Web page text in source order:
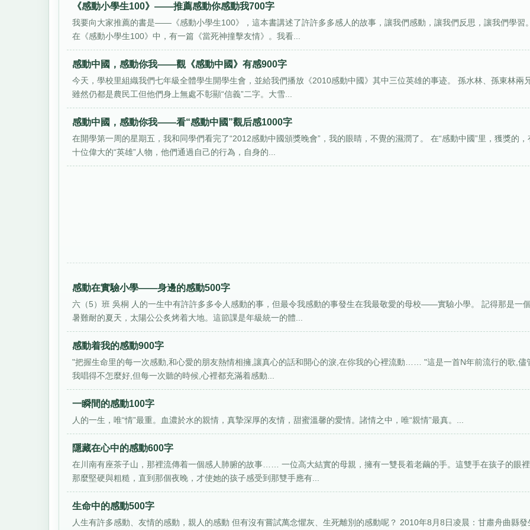
《感動小學生100》——推薦感動你感動我700字
我要向大家推薦的書是——《感動小學生100》，這本書講述了許許多多感人的故事，讓我們感動，讓我們反思，讓我們學習。
在《感動小學生100》中，有一篇《當死神撞擊友情》。我看...
感動中國，感動你我——觀《感動中國》有感900字
今天，學校里組織我們七年級全體學生開學生會，並給我們播放《2010感動中國》其中三位英雄的事迹。 孫水林、孫東林兩
雖然仍都是農民工但他們身上無處不彰顯“信義”二字。大雪...
感動中國，感動你我——看“感動中國”觀后感1000字
在開學第一周的星期五，我和同學們看完了“2012感動中國頒獎晚會”，我的眼睛，不覺的濕潤了。 在“感動中國”里，獲獎的，
十位偉大的“英雄”人物，他們通過自己的行為，自身的...
感動在實驗小學——身邊的感動500字
六（5）班 吳桐 人的一生中有許許多多令人感動的事，但最令我感動的事發生在我最敬愛的母校——實驗小學。 記得那是一
暑難耐的夏天，太陽公公炙烤着大地。這節課是年級統一的體...
感動着我的感動900字
"把握生命里的每一次感動,和心愛的朋友熱情相擁,讓真心的話和開心的淚,在你我的心裡流動…… "這是一首N年前流行的歌,儘
我唱得不怎麼好,但每一次聽的時候,心裡都充滿着感動...
一瞬間的感動100字
人的一生，唯“情”最重。血濃於水的親情，真摯深厚的友情，甜蜜溫馨的愛情。諸情之中，唯“親情”最真。...
隱藏在心中的感動600字
在川南有座茶子山，那裡流傳着一個感人肺腑的故事…… 一位高大結實的母親，擁有一雙長着老繭的手。這雙手在孩子的眼
那麼堅硬與粗糙，直到那個夜晚，才使她的孩子感受到那雙手應有...
生命中的感動500字
人生有許多感動、友情的感動，親人的感動 但有沒有嘗試萬念懼灰、生死離別的感動呢？ 2010年8月8日凌晨：甘肅舟曲縣發